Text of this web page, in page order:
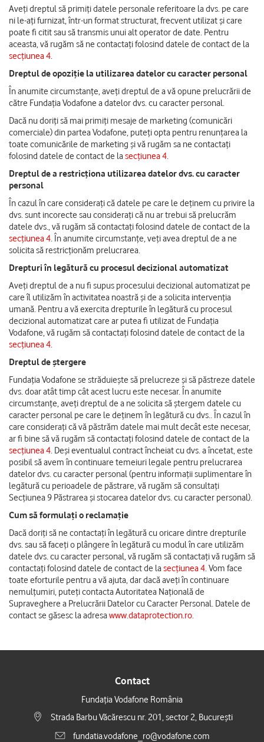
Aveți dreptul să primiți datele personale referitoare la dvs. pe care
ni le-ați furnizat, într-un format structurat, frecvent utilizat și care
poate fi citit sau să transmis unui alt operator de date. Pentru
aceasta, vă rugăm să ne contactați folosind datele de contact de la
secțiunea 4.
Dreptul de opoziție la utilizarea datelor cu caracter personal
În anumite circumstanțe, aveți dreptul de a vă opune prelucrării de
către Fundația Vodafone a datelor dvs. cu caracter personal.
Dacă nu doriți să mai primiți mesaje de marketing (comunicări
comerciale) din partea Vodafone, puteți opta pentru renunțarea la
toate comunicările de marketing și vă rugăm sa ne contactați
folosind datele de contact de lasecțiunea 4.
Dreptul de a restricționa utilizarea datelor dvs. cu caracter
personal
În cazul în care considerați că datele pe care le deținem cu privire la
dvs. sunt incorecte sau considerați că nu ar trebui să prelucrăm
datele dvs., vă rugăm să contactați folosind datele de contact de la
secțiunea 4. În anumite circumstanțe, veți avea dreptul de a ne
solicita să restricționăm prelucrarea.
Drepturi în legătură cu procesul decizional automatizat
Aveți dreptul de a nu fi supus procesului decizional automatizat pe
care îl utilizăm în activitatea noastră și de a solicita intervenția
umană. Pentru a vă exercita drepturile în legătură cu procesul
decizional automatizat care ar putea fi utilizat de Fundația
Vodafone, vă rugăm să contactați folosind datele de contact de la
secțiunea 4.
Dreptul de ștergere
Fundația Vodafone se străduiește să prelucreze și să păstreze datele
dvs. doar atât timp cât acest lucru este necesar. În anumite
circumstanțe, aveți dreptul de a ne solicita să ștergem datele cu
caracter personal pe care le deținem în legătură cu dvs.. În cazul în
care considerați că vă păstrăm datele mai mult decât este necesar,
ar fi bine să vă rugăm să contactați folosind datele de contact de la
secțiunea 4. Deși eventualul contract încheiat cu dvs. a încetat, este
posibil să avem în continuare temeiuri legale pentru prelucrarea
datelor dvs. cu caracter personal (pentru informații suplimentare în
legătură cu perioadele de păstrare, vă rugăm să consultați
Secțiunea 9 Păstrarea și stocarea datelor dvs. cu caracter personal).
Cum să formulați o reclamație
Dacă doriți să ne contactați în legătură cu oricare dintre drepturile
dvs. sau să faceți o plângere în legătură cu modul în care utilizăm
datele dvs. cu caracter personal, vă rugăm să contactați vă rugăm să
contactați folosind datele de contact de lasecțiunea 4. Vom face
toate eforturile pentru a vă ajuta, dar dacă aveți în continuare
nemulțumiri, puteți contacta Autoritatea Națională de
Supraveghere a Prelucrării Datelor cu Caracter Personal. Datele de
contact se găsesc la adresawww.dataprotection.ro.
Contact
Fundația Vodafone România
Strada Barbu Văcărescu nr. 201, sector 2, București
fundatia.vodafone_ro@vodafone.com